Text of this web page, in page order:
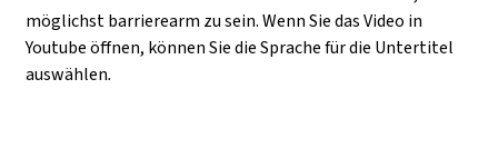
möglichst barrierearm zu sein. Wenn Sie das Video in
Youtube öffnen, können Sie die Sprache für die Untertitel
auswählen.